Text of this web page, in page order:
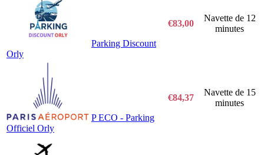
Parking Discount
Orly
€83,00
Navette de 12
minutes
P ECO - Parking
Officiel Orly
€84,37
Navette de 15
minutes